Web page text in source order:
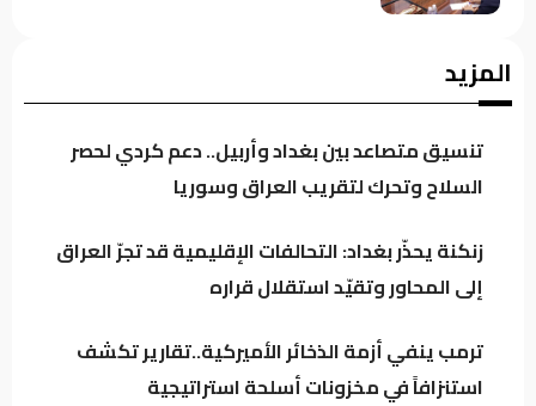
سجن النجف: نوفر 60 جهاز اتصال للنزلاء للتواصل
مع ذويهم
المرصد الأخضر يحذر من تفاقم ظاهرة نفوق
المزيد
تنسيق متصاعد بين بغداد وأربيل.. دعم كردي لحصر
السلاح وتحرك لتقريب العراق وسوريا
زنكنة يحذّر بغداد: التحالفات الإقليمية قد تجرّ العراق
إلى المحاور وتقيّد استقلال قراره
ترمب ينفي أزمة الذخائر الأميركية..تقارير تكشف
استنزافاً في مخزونات أسلحة استراتيجية